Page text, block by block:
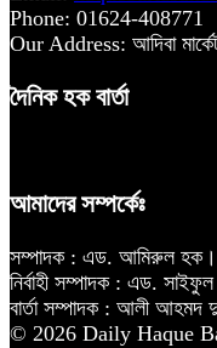
Phone: 01624-408771
Our Address: আদিবা
দৈনিক হক বার্তা
আমাদের সম্পর্কেঃ
সম্পাদক : এড. আমিরুল হক।
নির্বাহী সম্পাদক : এড.
বার্তা সম্পাদক : আলী আহমদ
© 2026 Daily Haque